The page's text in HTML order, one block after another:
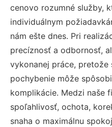
cenovo rozumné služby,
individuálnym
nám ešte dnes. Pri
precíznosť a odbornosť,
vykonanej práce, pretože
pochybenie môže
komplikácie. Medzi naše
spoľahlivosť, ochota,
snaha o maximálnu